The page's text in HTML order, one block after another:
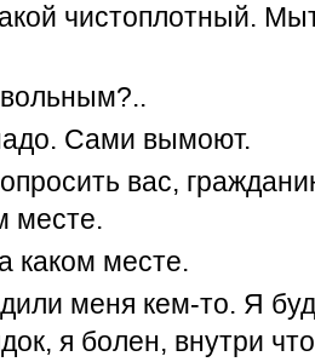
чистоплотный.
Сами вымоют.
вас,
месте.
каком месте.
меня кем-то. Я
я болен, внутри